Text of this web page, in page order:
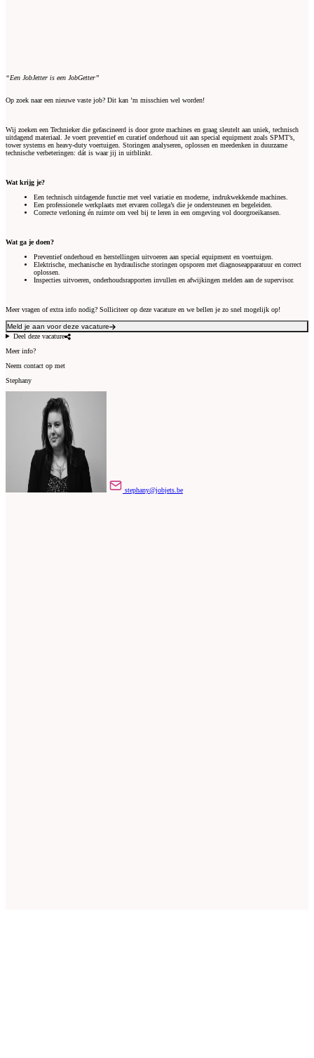
“Een JobJetter is een JobGetter”
Op zoek naar een nieuwe vaste job? Dit kan ’m misschien wel worden!
Wij zoeken een Technieker die gefascineerd is door grote machines en graag sleutelt aan uniek, technisch
uitdagend materiaal. Je voert preventief en curatief onderhoud uit aan special equipment zoals SPMT’s,
tower systems en heavy-duty voertuigen. Storingen analyseren, oplossen en meedenken in duurzame
technische verbeteringen: dát is waar jij in uitblinkt.
Wat krijg je?
Een technisch uitdagende functie met veel variatie en moderne, indrukwekkende machines.
Een professionele werkplaats met ervaren collega’s die je ondersteunen en begeleiden.
Correcte verloning én ruimte om veel bij te leren in een omgeving vol doorgroeikansen.
Wat ga je doen?
Preventief onderhoud en herstellingen uitvoeren aan special equipment en voertuigen.
Elektrische, mechanische en hydraulische storingen opsporen met diagnoseapparatuur en correct
oplossen.
Inspecties uitvoeren, onderhoudsrapporten invullen en afwijkingen melden aan de supervisor.
Meer vragen of extra info nodig? Solliciteer op deze vacature en we bellen je zo snel mogelijk op!
Meld je aan voor deze vacature
Deel deze vacature
Meer info?
Neem contact op met
Stephany
stephany@jobjets.be